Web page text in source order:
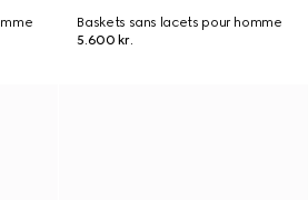
Baskets sans lacets pour homme
5.600 kr.